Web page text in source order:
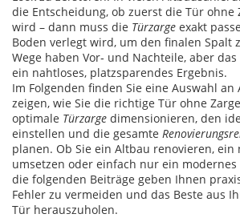
die Entscheidung, ob zuerst die Tür ohne
wird – dann muss die Türzarge exakt
Boden verlegt wird, um den finalen Spalt
Wege haben Vor‑ und Nachteile, aber
ein nahtloses, platzsparendes Ergebnis.
Im Folgenden finden Sie eine Auswahl
zeigen, wie Sie die richtige Tür ohne
optimale Türzarge dimensionieren, den
einstellen und die gesamte
planen. Ob Sie ein Altbau renovieren, ein
umsetzen oder einfach nur ein modernes
die folgenden Beiträge geben Ihnen
Fehler zu vermeiden und das Beste aus
Tür herauszuholen.